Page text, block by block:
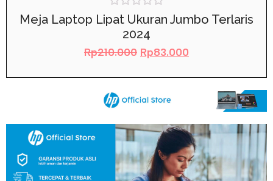
Rated
0
5
Meja Laptop Lipat Ukuran Jumbo Terlaris
2024
Rp210.000 Rp83.000